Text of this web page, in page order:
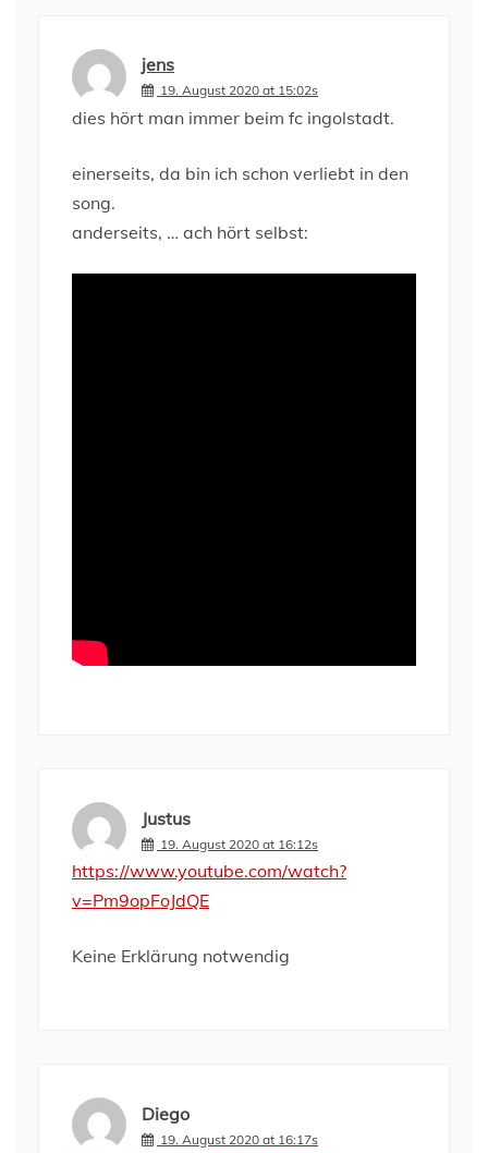
jens
19. August 2020 at 15:02s
dies hört man immer beim fc ingolstadt.
einerseits, da bin ich schon verliebt in den
song.
anderseits, … ach hört selbst:
Justus
19. August 2020 at 16:12s
https://www.youtube.com/watch?
v=Pm9opFoJdQE
Keine Erklärung notwendig
Diego
19. August 2020 at 16:17s